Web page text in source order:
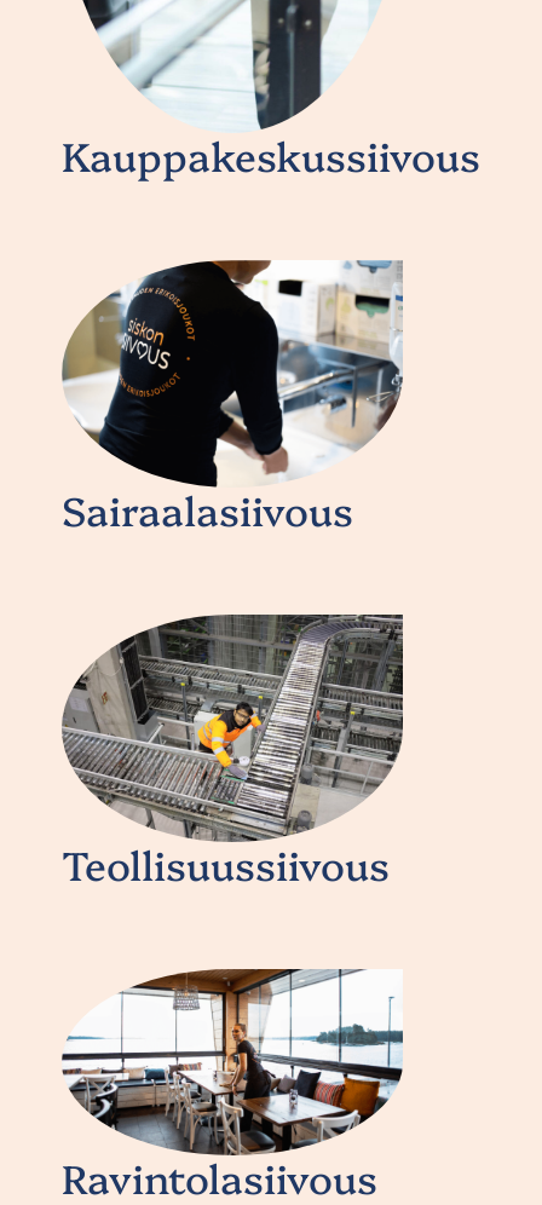
Kauppakeskussiivous
Sairaalasiivous
Teollisuussiivous
Ravintolasiivous